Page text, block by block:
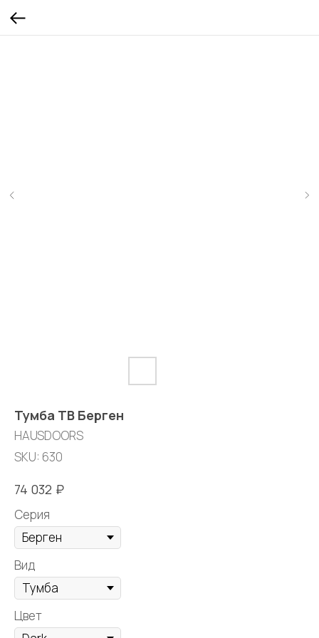
Тумба ТВ Берген
HAUSDOORS
SKU: 630
74 032 ₽
Серия
Вид
Цвет